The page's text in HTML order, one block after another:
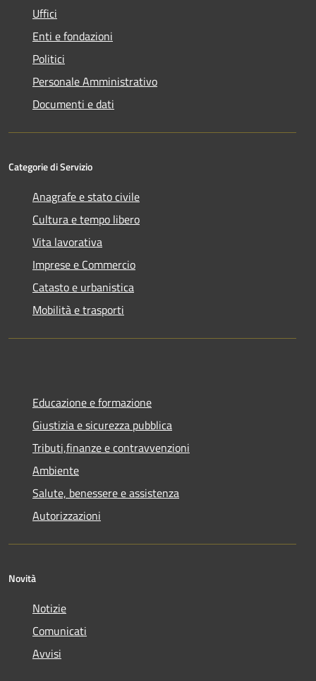
Uffici
Enti e fondazioni
Politici
Personale Amministrativo
Documenti e dati
Categorie di Servizio
Anagrafe e stato civile
Cultura e tempo libero
Vita lavorativa
Imprese e Commercio
Catasto e urbanistica
Mobilità e trasporti
Educazione e formazione
Giustizia e sicurezza pubblica
Tributi,finanze e contravvenzioni
Ambiente
Salute, benessere e assistenza
Autorizzazioni
Novità
Notizie
Comunicati
Avvisi